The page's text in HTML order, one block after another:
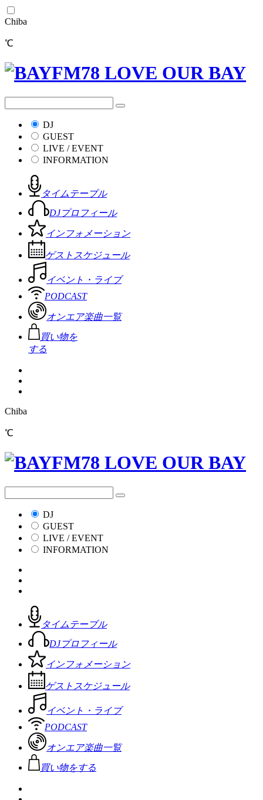
Chiba
℃
DJ
GUEST
LIVE / EVENT
INFORMATION
タイムテーブル
DJプロフィール
インフォメーション
ゲストスケジュール
イベント・ライブ
PODCAST
オンエア楽曲一覧
買い物を
する
Chiba
℃
DJ
GUEST
LIVE / EVENT
INFORMATION
タイムテーブル
DJプロフィール
インフォメーション
ゲストスケジュール
イベント・ライブ
PODCAST
オンエア楽曲一覧
買い物をする